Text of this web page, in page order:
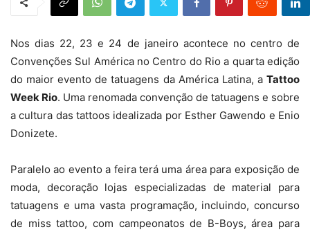
Nos dias 22, 23 e 24 de janeiro acontece no centro de
Convenções Sul América no Centro do Rio a quarta edição
do maior evento de tatuagens da América Latina, a Tattoo
Week Rio. Uma renomada convenção de tatuagens e sobre
a cultura das tattoos idealizada por Esther Gawendo e Enio
Donizete.
Paralelo ao evento a feira terá uma área para exposição de
moda, decoração lojas especializadas de material para
tatuagens e uma vasta programação, incluindo, concurso
de miss tattoo, com campeonatos de B-Boys, área para